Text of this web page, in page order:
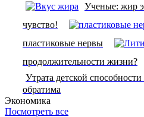
Ученые: жир
чувство!
пластиковые нервы
продолжительности жизни?
Утрата детской
обратима
Экономика
Посмотреть все